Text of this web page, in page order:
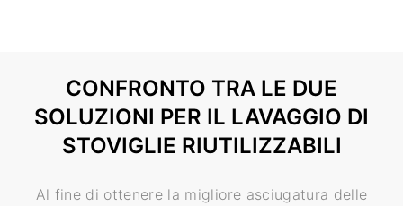
CONFRONTO TRA LE DUE
SOLUZIONI PER IL LAVAGGIO DI
STOVIGLIE RIUTILIZZABILI
Al fine di ottenere la migliore asciugatura delle